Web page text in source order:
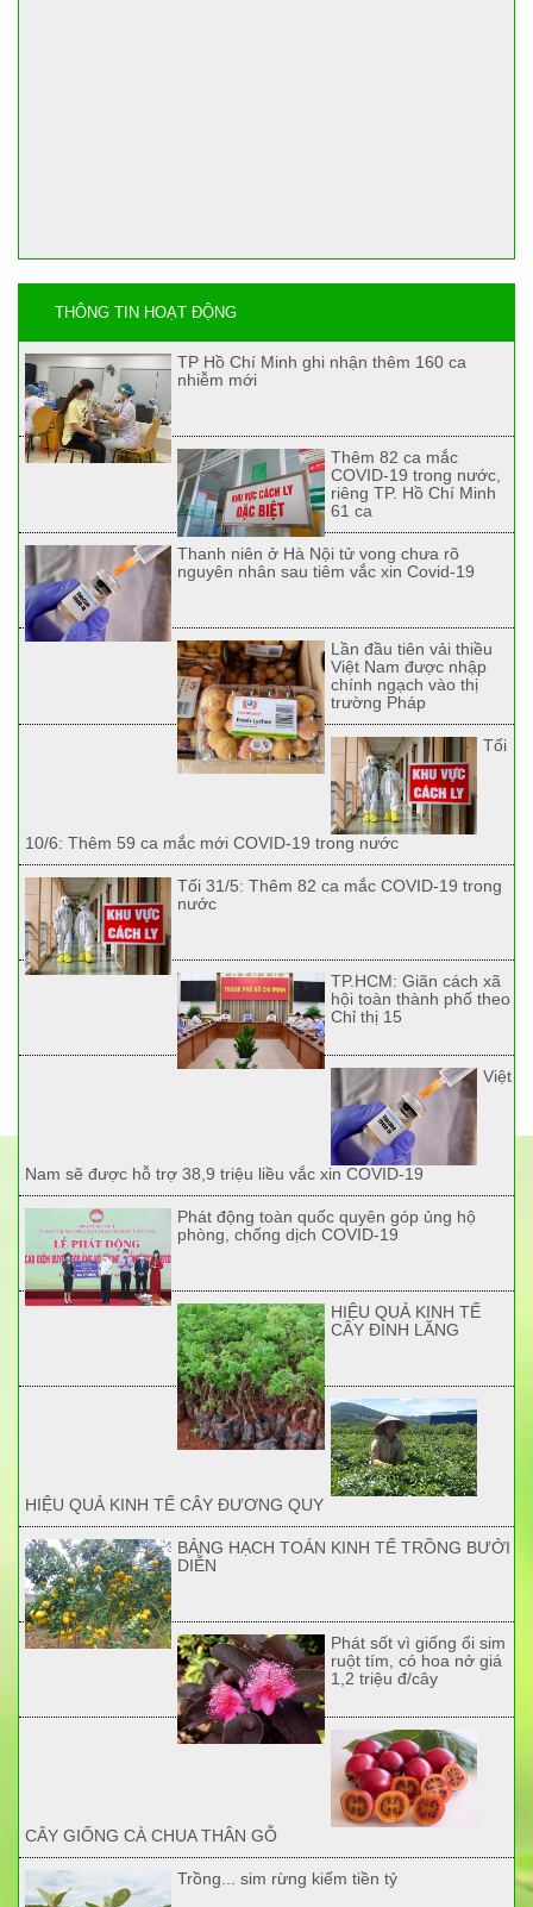
THÔNG TIN HOẠT ĐỘNG
TP Hồ Chí Minh ghi nhận thêm 160 ca
nhiễm mới
Thêm 82 ca mắc
COVID-19 trong nước,
riêng TP. Hồ Chí Minh
61 ca
Thanh niên ở Hà Nội tử vong chưa rõ
nguyên nhân sau tiêm vắc xin Covid-19
Lần đầu tiên vải thiều
Việt Nam được nhập
chính ngạch vào thị
trường Pháp
Tối
10/6: Thêm 59 ca mắc mới COVID-19 trong nước
Tối 31/5: Thêm 82 ca mắc COVID-19 trong
nước
TP.HCM: Giãn cách xã
hội toàn thành phố theo
Chỉ thị 15
Việt
Nam sẽ được hỗ trợ 38,9 triệu liều vắc xin COVID-19
Phát động toàn quốc quyên góp ủng hộ
phòng, chống dịch COVID-19
HIỆU QUẢ KINH TẾ
CÂY ĐINH LĂNG
HIỆU QUẢ KINH TẾ CÂY ĐƯƠNG QUY
BẢNG HẠCH TOÁN KINH TẾ TRỒNG BƯỞI
DIỄN
Phát sốt vì giống ổi sim
ruột tím, có hoa nở giá
1,2 triệu đ/cây
CÂY GIỐNG CÀ CHUA THÂN GỖ
Trồng... sim rừng kiếm tiền tỷ